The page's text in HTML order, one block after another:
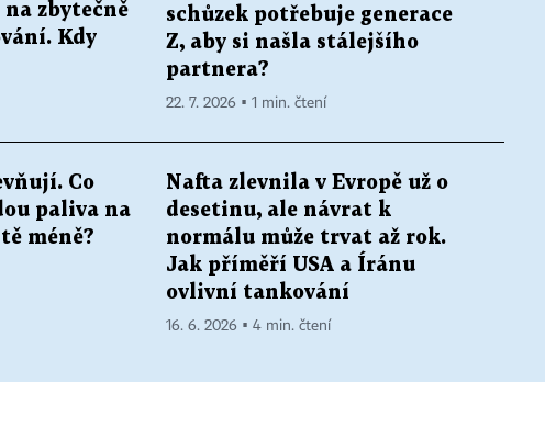
zbytečně
Kdy
schůzek potřebuje generace
Z, aby si našla stálejšího
partnera?
22. 7. 2026 ▪ 1 min. čtení
Co
paliva na
méně?
Nafta zlevnila v Evropě už o
desetinu, ale návrat k
normálu může trvat až rok.
Jak příměří USA a Íránu
ovlivní tankování
16. 6. 2026 ▪ 4 min. čtení